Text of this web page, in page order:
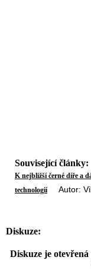
Související články:
K nejbližší černé díře a
technologiíAutor:
Diskuze:
Diskuze je